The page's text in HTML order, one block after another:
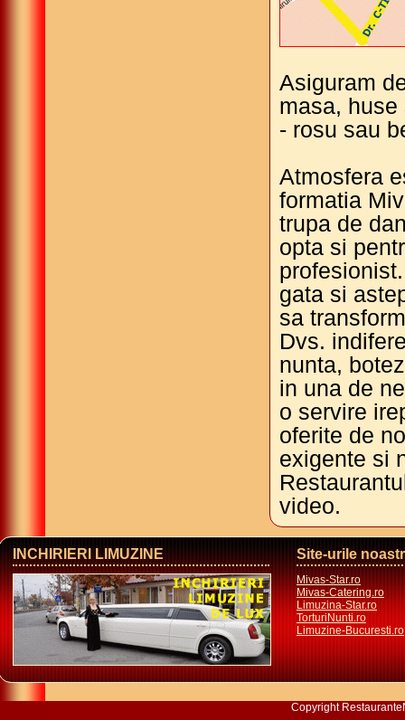
Asiguram
masa,
- rosu sau
Atmosfera
formatia
trupa de
opta si
gata si
sa
Dvs.
nunta,
in una de
o servire
oferite de
exigente si
video.
INCHIRIERI LIMUZINE Site-urile
Mivas-Star.ro
Mivas-Catering.ro
Limuzina-Star.ro
TorturiNunti.ro
Limuzine-Bucuresti.ro
Copyright